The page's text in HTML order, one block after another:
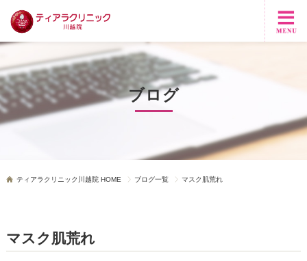
ブログ
ティアラクリニック川越院 HOME ブログ一覧 マスク肌荒れ
マスク肌荒れ